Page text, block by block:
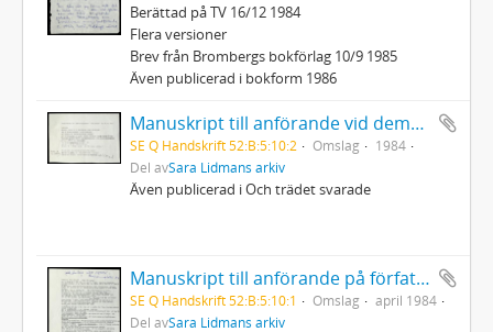
Berättad på TV 16/12 1984
Flera versioner
Brev från Brombergs bokförlag 10/9 1985
Även publicerad i bokform 1986
Manuskript till anförande vid demonstration mot Bilderberggruppen som höll möte på Grand hotel Saltsjöbaden 12/5 1984
SE Q Handskrift 52:B:5:10:2 Omslag
1984
Del avSara Lidmans arkiv
Även publicerad i Och trädet svarade
Manuskript till anförande på författarmöte i Helsingfors
SE Q Handskrift 52:B:5:10:1 Omslag
april 1984
Del avSara Lidmans arkiv